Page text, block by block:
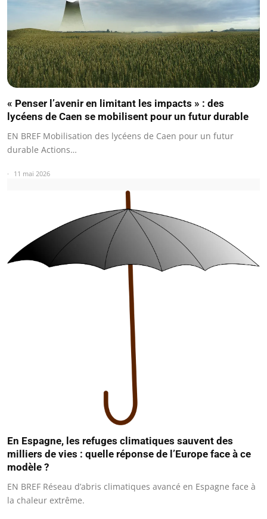
« Penser l’avenir en limitant les impacts » : des
lycéens de Caen se mobilisent pour un futur durable
EN BREF Mobilisation des lycéens de Caen pour un futur
durable Actions…
11 mai 2026
En Espagne, les refuges climatiques sauvent des
milliers de vies : quelle réponse de l’Europe face à ce
modèle ?
EN BREF Réseau d’abris climatiques avancé en Espagne face à
la chaleur extrême.